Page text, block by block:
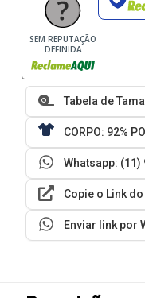
SEM REPUTAÇÃO
DEFINIDA
Tabela de
CORPO: 92%
Whatsapp: (11)
Copie o Link
Enviar link por